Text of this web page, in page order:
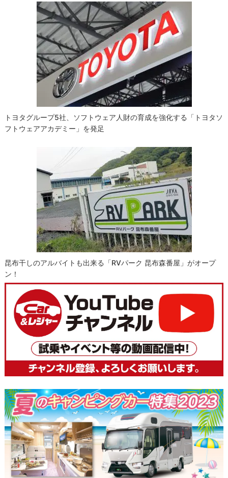
トヨタグループ5社、ソフトウェア人財の育成を強化する「トヨタソ
フトウェアアカデミー」を発足
昆布干しのアルバイトも出来る「RVパーク 昆布森番屋」がオープ
ン！